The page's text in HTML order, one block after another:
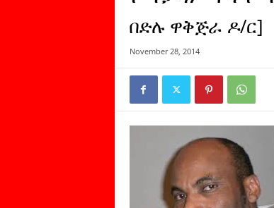
በድሉ ዋቅጅራ ዶ/ር]
November 28, 2014